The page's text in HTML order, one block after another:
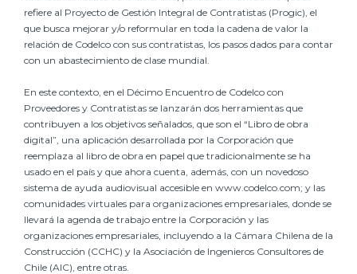
refiere al Proyecto de Gestión Integral de Contratistas (Progic), el
que busca mejorar y/o reformular en toda la cadena de valor la
relación de Codelco con sus contratistas, los pasos dados para contar
con un abastecimiento de clase mundial.
En este contexto, en el Décimo Encuentro de Codelco con
Proveedores y Contratistas se lanzarán dos herramientas que
contribuyen a los objetivos señalados, que son el “Libro de obra
digital”, una aplicación desarrollada por la Corporación que
reemplaza al libro de obra en papel que tradicionalmente se ha
usado en el país y que ahora cuenta, además, con un novedoso
sistema de ayuda audiovisual accesible en www.codelco.com; y las
comunidades virtuales para organizaciones empresariales, donde se
llevará la agenda de trabajo entre la Corporación y las
organizaciones empresariales, incluyendo a la Cámara Chilena de la
Construcción (CCHC) y la Asociación de Ingenieros Consultores de
Chile (AIC), entre otras.